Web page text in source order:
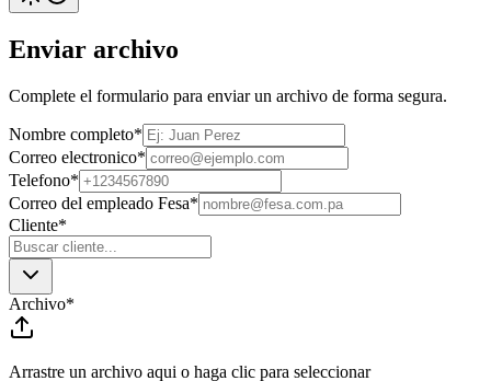
Enviar archivo
Complete el formulario para enviar un archivo de forma segura.
Nombre completo*
Correo electronico*
Telefono*
Correo del empleado Fesa*
Cliente*
Archivo*
Arrastre un archivo aqui o haga clic para seleccionar